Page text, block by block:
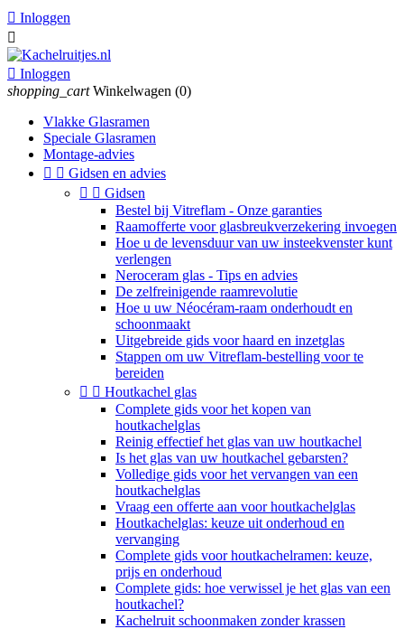
 Inloggen

 Inloggen
shopping_cart Winkelwagen (0)
Vlakke Glasramen
Speciale Glasramen
Montage-advies
  Gidsen en advies
  Gidsen
Bestel bij Vitreflam - Onze garanties
Raamofferte voor glasbreukverzekering invoegen
Hoe u de levensduur van uw insteekvenster kunt
verlengen
Neroceram glas - Tips en advies
De zelfreinigende raamrevolutie
Hoe u uw Néocéram-raam onderhoudt en
schoonmaakt
Uitgebreide gids voor haard en inzetglas
Stappen om uw Vitreflam-bestelling voor te
bereiden
  Houtkachel glas
Complete gids voor het kopen van
houtkachelglas
Reinig effectief het glas van uw houtkachel
Is het glas van uw houtkachel gebarsten?
Volledige gids voor het vervangen van een
houtkachelglas
Vraag een offerte aan voor houtkachelglas
Houtkachelglas: keuze uit onderhoud en
vervanging
Complete gids voor houtkachelramen: keuze,
prijs en onderhoud
Complete gids: hoe verwissel je het glas van een
houtkachel?
Kachelruit schoonmaken zonder krassen